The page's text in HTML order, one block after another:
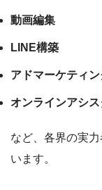
動画編集
LINE構築
アドマーケティン
オンラインアシス
など、各界の実
います。